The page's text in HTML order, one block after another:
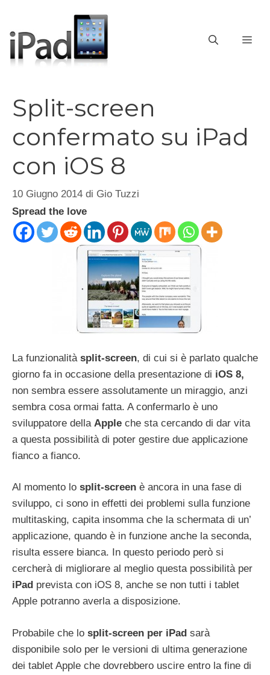
contenuto
Split-screen
confermato su iPad
con iOS 8
10 Giugno 2014 di Gio Tuzzi
Spread the love
La funzionalità split-screen, di cui si è parlato qualche
giorno fa in occasione della presentazione di iOS 8,
non sembra essere assolutamente un miraggio, anzi
sembra cosa ormai fatta. A confermarlo è uno
sviluppatore della Apple che sta cercando di dar vita
a questa possibilità di poter gestire due applicazione
fianco a fianco.
Al momento lo split-screen è ancora in una fase di
sviluppo, ci sono in effetti dei problemi sulla funzione
multitasking, capita insomma che la schermata di un’
applicazione, quando è in funzione anche la seconda,
risulta essere bianca. In questo periodo però si
cercherà di migliorare al meglio questa possibilità per
iPad prevista con iOS 8, anche se non tutti i tablet
Apple potranno averla a disposizione.
Probabile che lo split-screen per iPad sarà
disponibile solo per le versioni di ultima generazione
dei tablet Apple che dovrebbero uscire entro la fine di